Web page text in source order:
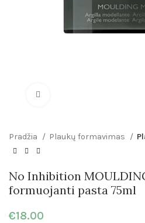
Pradžia Plaukų formavimas
No Inhibition
formuojanti pasta 75ml
€18.00